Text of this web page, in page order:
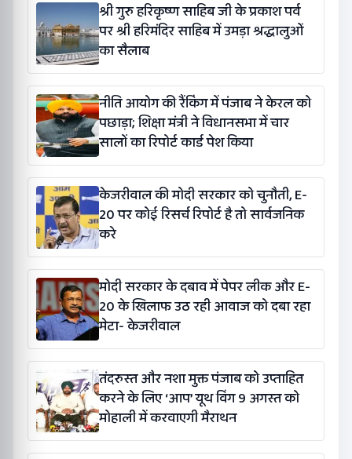
श्री गुरु हरिकृष्ण साहिब जी के प्रकाश पर्व
पर श्री हरिमंदिर साहिब में उमड़ा श्रद्धालुओं
का सैलाब
नीति आयोग की रैंकिंग में पंजाब ने केरल को
पछाड़ा; शिक्षा मंत्री ने विधानसभा में चार
सालों का रिपोर्ट कार्ड पेश किया
केजरीवाल की मोदी सरकार को चुनौती, E-
20 पर कोई रिसर्च रिपोर्ट है तो सार्वजनिक
करे
मोदी सरकार के दबाव में पेपर लीक और E-
20 के खिलाफ उठ रही आवाज को दबा रहा
मेटा- केजरीवाल
तंदरुस्त और नशा मुक्त पंजाब को उप्ताहित
करने के लिए ‘आप’ यूथ विंग 9 अगस्त को
मोहाली में करवाएगी मैराथन